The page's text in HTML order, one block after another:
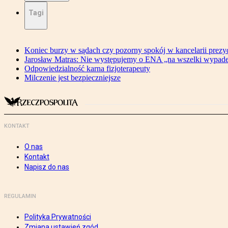
Tagi
Koniec burzy w sądach czy pozorny spokój w kancelarii
Jarosław Matras: Nie występujemy o ENA „na wszelki
Odpowiedzialność karna fizjoterapeuty
Milczenie jest bezpieczniejsze
KONTAKT
O nas
Kontakt
Napisz do nas
REGULAMIN
Polityka Prywatności